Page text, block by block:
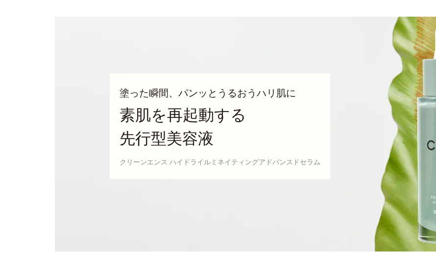
塗った瞬間、パンッとうるおうハリ肌に
素肌を再起動する
先行型美容液
クリーンエンス ハイドライルミネイティングアドバンスドセラム